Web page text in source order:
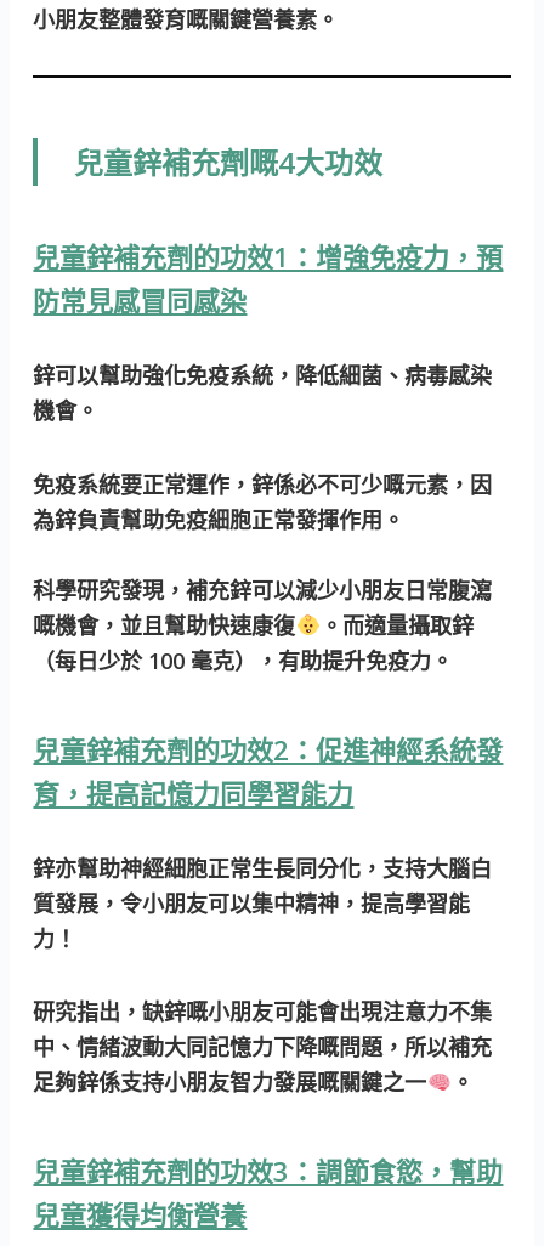
小朋友整體發育嘅關鍵營養素。
兒童鋅補充劑嘅4大功效
兒童鋅補充劑的功效1：增強免疫力，預
防常見感冒同感染
鋅可以幫助強化免疫系統，降低細菌、病毒感染
機會。
免疫系統要正常運作，鋅係必不可少嘅元素，因
為鋅負責幫助免疫細胞正常發揮作用。
科學研究發現，補充鋅可以減少小朋友日常腹瀉
嘅機會，並且幫助快速康復
。而適量攝取鋅
（每日少於 100 毫克），有助提升免疫力。
兒童鋅補充劑的功效2：促進神經系統發
育，提高記憶力同學習能力
鋅亦幫助神經細胞正常生長同分化，支持大腦白
質發展，令小朋友可以集中精神，提高學習能
力！
研究指出，缺鋅嘅小朋友可能會出現注意力不集
中、情緒波動大同記憶力下降嘅問題，所以補充
足夠鋅係支持小朋友智力發展嘅關鍵之一
。
兒童鋅補充劑的功效3：調節食慾，幫助
兒童獲得均衡營養